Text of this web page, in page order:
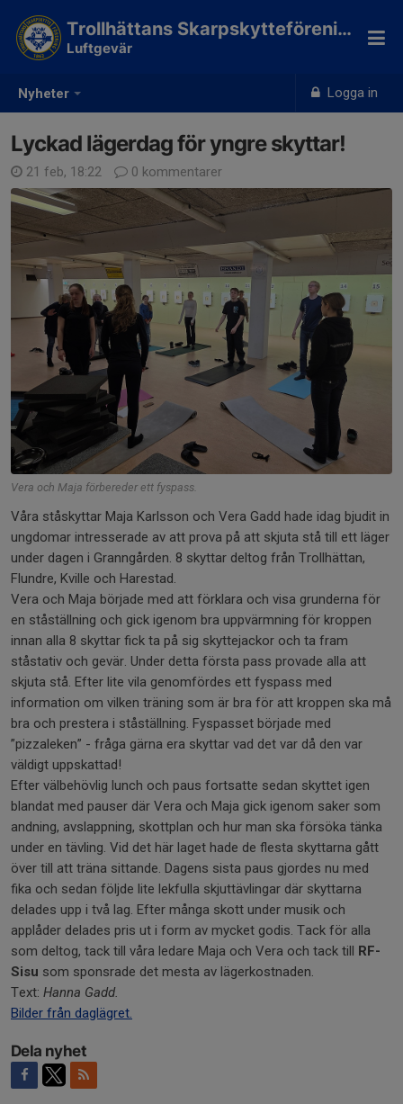
Nyheter Logga in
Trollhättans Skarpskytteförening
Luftgevär
Lyckad lägerdag för yngre skyttar!
21 feb, 18:22 0 kommentarer
Vera och Maja förbereder ett fyspass.
Våra ståskyttar Maja Karlsson och Vera Gadd hade idag bjudit in
ungdomar intresserade av att prova på att skjuta stå till ett läger
under dagen i Granngården. 8 skyttar deltog från Trollhättan,
Flundre, Kville och Harestad.
Vera och Maja började med att förklara och visa grunderna för
en ståställning och gick igenom bra uppvärmning för kroppen
innan alla 8 skyttar fick ta på sig skyttejackor och ta fram
ståstativ och gevär. Under detta första pass provade alla att
skjuta stå. Efter lite vila genomfördes ett fyspass med
information om vilken träning som är bra för att kroppen ska må
bra och prestera i ståställning. Fyspasset började med
”pizzaleken” - fråga gärna era skyttar vad det var då den var
väldigt uppskattad!
Efter välbehövlig lunch och paus fortsatte sedan skyttet igen
blandat med pauser där Vera och Maja gick igenom saker som
andning, avslappning, skottplan och hur man ska försöka tänka
under en tävling. Vid det här laget hade de flesta skyttarna gått
över till att träna sittande. Dagens sista paus gjordes nu med
fika och sedan följde lite lekfulla skjuttävlingar där skyttarna
delades upp i två lag. Efter många skott under musik och
applåder delades pris ut i form av mycket godis. Tack för alla
som deltog, tack till våra ledare Maja och Vera och tack till RF-
Sisu som sponsrade det mesta av lägerkostnaden.
Text: Hanna Gadd.
Bilder från daglägret.
Dela nyhet